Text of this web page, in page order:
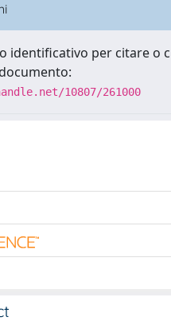
identificativo per citare o
10807/261000